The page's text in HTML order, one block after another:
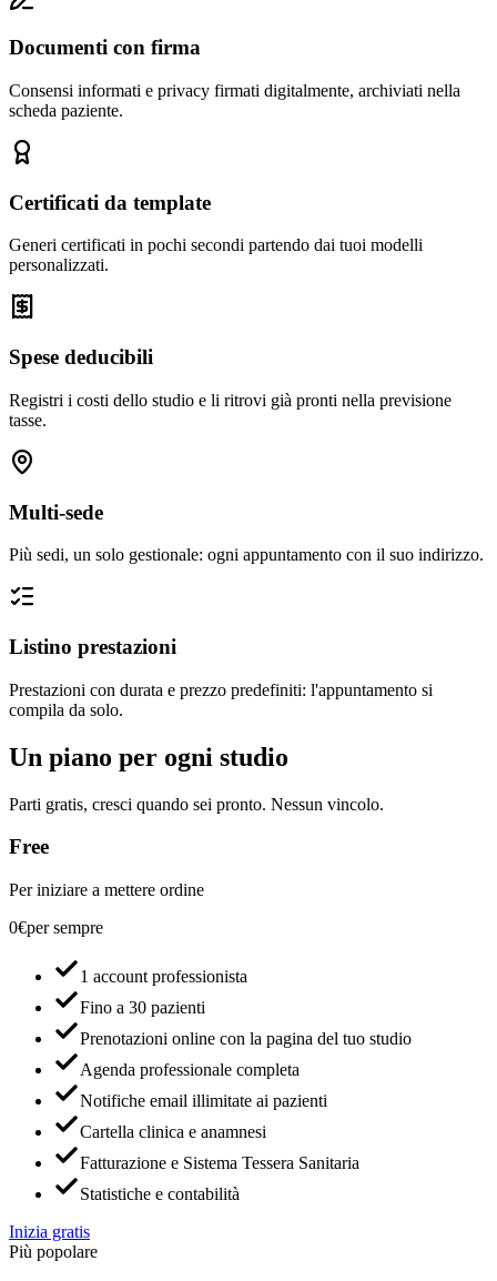
Documenti con firma
Consensi informati e privacy firmati digitalmente, archiviati nella
scheda paziente.
Certificati da template
Generi certificati in pochi secondi partendo dai tuoi modelli
personalizzati.
Spese deducibili
Registri i costi dello studio e li ritrovi già pronti nella previsione
tasse.
Multi-sede
Più sedi, un solo gestionale: ogni appuntamento con il suo indirizzo.
Listino prestazioni
Prestazioni con durata e prezzo predefiniti: l'appuntamento si
compila da solo.
Un piano per ogni studio
Parti gratis, cresci quando sei pronto. Nessun vincolo.
Free
Per iniziare a mettere ordine
0€per sempre
1 account professionista
Fino a 30 pazienti
Prenotazioni online con la pagina del tuo studio
Agenda professionale completa
Notifiche email illimitate ai pazienti
Cartella clinica e anamnesi
Fatturazione e Sistema Tessera Sanitaria
Statistiche e contabilità
Inizia gratis
Più popolare